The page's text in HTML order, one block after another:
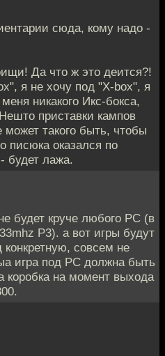
сюда, кому надо -
Да что ж это деится?!
я не хочу под "X-box", я
никакого Икс-бокса,
приставки кампов
такого быть, чтобы
писюка оказался по
будет лажа.
будет круче любого PC (в
P3). а вот игры будут
совсем не
игра под PC должна быть
на момент выхода